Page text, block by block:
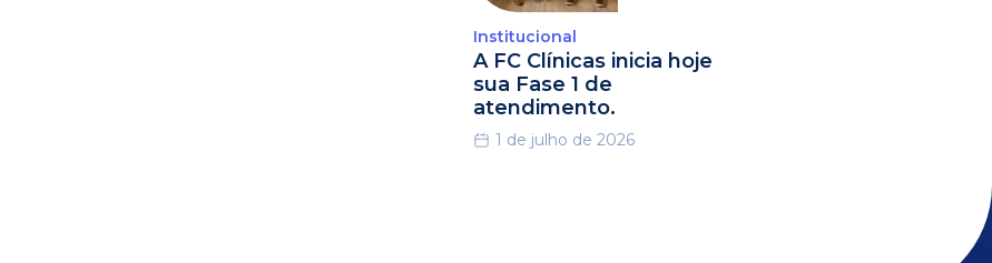
Institucional
A FC Clínicas inicia hoje
sua Fase 1 de
atendimento.
1 de julho de 2026